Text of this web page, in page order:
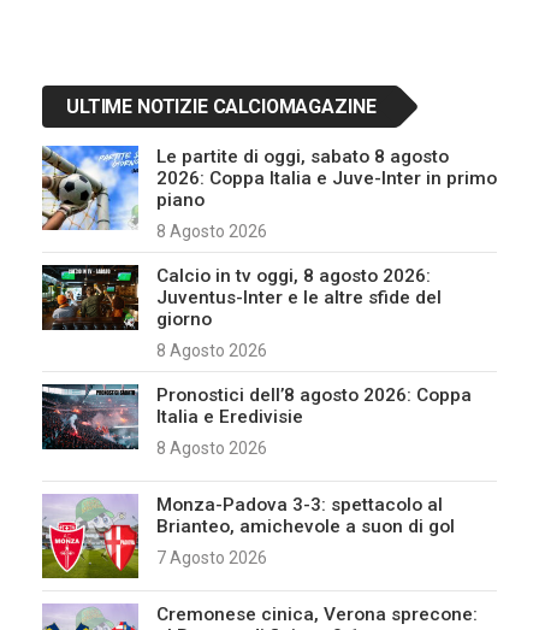
ULTIME NOTIZIE CALCIOMAGAZINE
Le partite di oggi, sabato 8 agosto
2026: Coppa Italia e Juve-Inter in primo
piano
8 Agosto 2026
Calcio in tv oggi, 8 agosto 2026:
Juventus-Inter e le altre sfide del
giorno
8 Agosto 2026
Pronostici dell’8 agosto 2026: Coppa
Italia e Eredivisie
8 Agosto 2026
Monza-Padova 3-3: spettacolo al
Brianteo, amichevole a suon di gol
7 Agosto 2026
Cremonese cinica, Verona sprecone: